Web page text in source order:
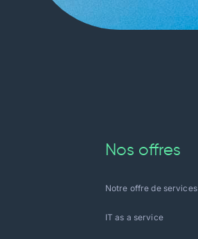
Nos offres
Notre offre de services
IT as a service